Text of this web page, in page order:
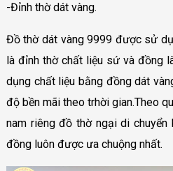
-Đỉnh thờ dát vàng.
Đồ thờ dát vàng 9999 được sử
là đỉnh thờ chất liệu sứ và đồng
dụng chất liệu bằng đồng dát
độ bền mãi theo trhời gian.Theo
nam riêng đồ thờ ngại di
đồng luôn được ưa chuộng nhất.